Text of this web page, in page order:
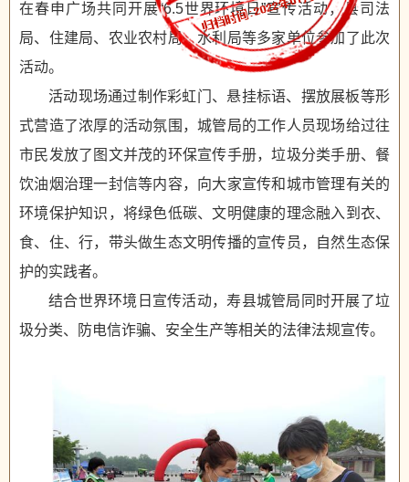
在春申广场共同开展“6.5世界环境日”宣传活动，县司法
局、住建局、农业农村局、水利局等多家单位参加了此次
活动。
活动现场通过制作彩虹门、悬挂标语、摆放展板等形
式营造了浓厚的活动氛围，城管局的工作人员现场给过往
市民发放了图文并茂的环保宣传手册，垃圾分类手册、餐
饮油烟治理一封信等内容，向大家宣传和城市管理有关的
环境保护知识，将绿色低碳、文明健康的理念融入到衣、
食、住、行，带头做生态文明传播的宣传员，自然生态保
护的实践者。
结合世界环境日宣传活动，寿县城管局同时开展了垃
圾分类、防电信诈骗、安全生产等相关的法律法规宣传。